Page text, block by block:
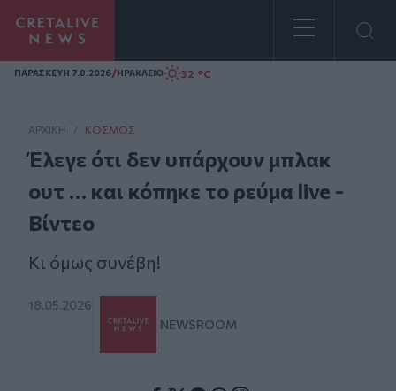
Homepage
ΠΑΡΑΣΚΕΥΗ 7.8.2026/ΗΡΑΚΛΕΙΟ 32 °C
ΑΡΧΙΚΗ / ΚΌΣΜΟΣ
Έλεγε ότι δεν υπάρχουν μπλακ
ουτ … και κόπηκε το ρεύμα live -
Βίντεο
Κι όμως συνέβη!
18.05.2026
NEWSROOM